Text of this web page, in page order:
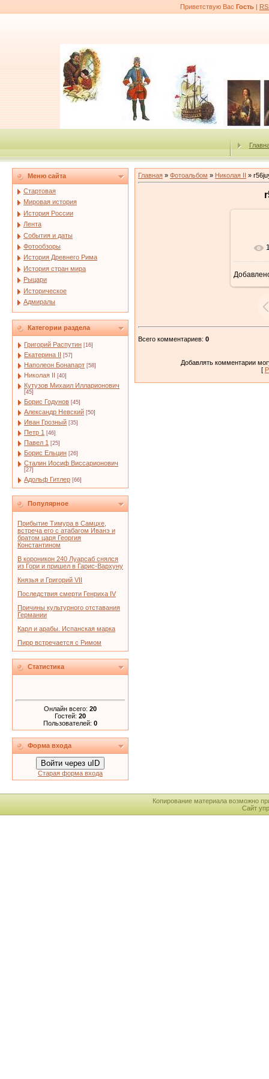
Приветствую Вас Гость |
Меню сайта
Стартовая
Мировая история
История России
Лента
События и даты
Фотообзоры
История Древнего Рима
История стран мира
Рыцари
Историческое
Адмиралы
Категории раздела
Григорий Распутин [16]
Екатерина II [57]
Наполеон Бонапарт [58]
Николая II [40]
Кутузов Михаил Илларионович
[45]
Борис Годунов [45]
Александр Невский [50]
Иван Грозный [35]
Петр 1 [46]
Павел 1 [25]
Борис Ельцин [26]
Сталин Иосиф Виссарионович
[27]
Адольф Гитлер [66]
Популярное
Прибытие Тимура в Самцхе,
встреча его с атабагом Иванэ и
братом царя Георгия
Константином
В короникон 240 Луарсаб снялся
из Гори и пришел в Гарис-Вархуну
Князья и Григорий VII
Последствия смерти Генриха IV
Причины культурного отставания
Германии
Карл и арабы. Испанская марка
Пирр встречается с Римом
Статистика
Онлайн всего: 20
Гостей: 20
Пользователей: 0
Форма входа
Войти через uID
Старая форма входа
Главная » Фотоальбом » Николая II »
Всего комментариев: 0
Добавлять комментарии
[
Копирование материала возможно
Сайт